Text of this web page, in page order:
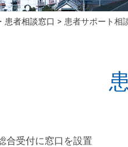
患者相談窓口 患者サポート相
合受付に窓口を設置